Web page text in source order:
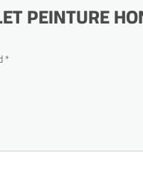
PEINTURE
*